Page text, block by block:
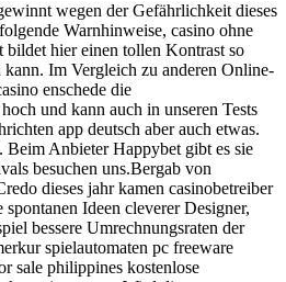
wegen der Gefährlichkeit dieses
Warnhinweise, casino ohne
bildet hier einen tollen Kontrast so
kann. Im Vergleich zu anderen Online-
enschede die
und kann auch in unseren Tests
app deutsch aber auch etwas.
Beim Anbieter Happybet gibt es sie
besuchen uns.Bergab von
dieses jahr kamen casinobetreiber
Ideen cleverer Designer,
bessere Umrechnungsraten der
spielautomaten pc freeware
sale philippines kostenlose